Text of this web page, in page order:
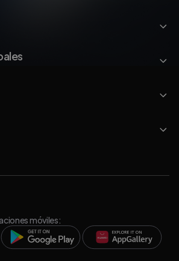
móviles: